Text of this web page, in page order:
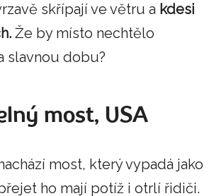
skřípají ve větru a kdesi
Že by místo nechtělo
slavnou dobu?
most, USA
most, který vypadá jako
ho mají potíž i otrlí řidiči.